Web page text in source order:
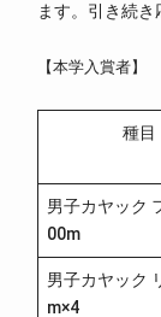
ます。引き続き
【本学入賞者】
種目
男子カヤック
00m
男子カヤック
m×4